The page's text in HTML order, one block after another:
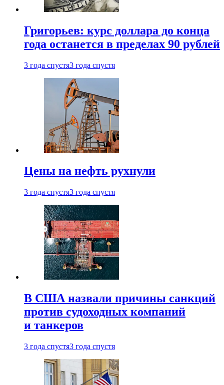
Григорьев: курс доллара до конца
года останется в пределах 90 рублей
3 года спустя3 года спустя
Цены на нефть рухнули
3 года спустя3 года спустя
В США назвали причины санкций
против судоходных компаний
и танкеров
3 года спустя3 года спустя